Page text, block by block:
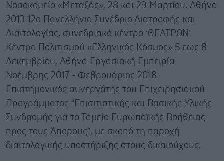
Νοσοκομείο «Μεταξάς», 28 και 29 Μαρτίου. Αθήνα
2013 12ο Πανελλήνιο Συνέδριο Διατροφής και
Διαιτολογίας, συνεδριακό κέντρο ‘ΘΕΑΤΡΟΝ’
Κέντρο Πολιτισμού «Ελληνικός Κόσμος» 5 εως 8
Δεκεμβρίου, Αθήνα Εργασιακή Εμπειρία
Νοέμβρης 2017 - Φεβρουάριος 2018
Επιστημονικός συνεργάτης του Επιχειρησιακού
Προγράμματος “Επισιτιστικής και Βασικής Υλικής
Συνδρομής για το Ταμείο Ευρωπαϊκής Βοήθειας
προς τους Άπορους”, με σκοπό τη παροχή
διαιτολογικής υποστήριξης στους δικαιούχους.